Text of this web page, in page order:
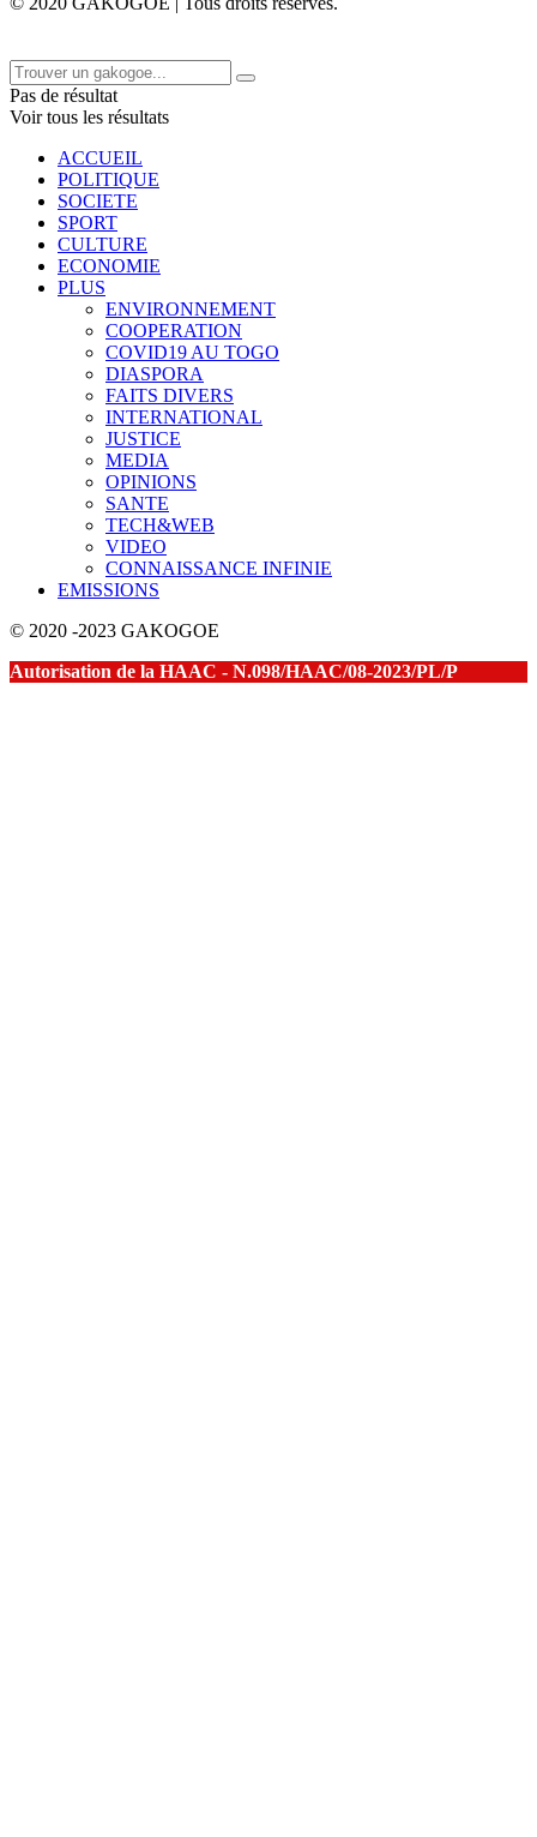
Pas de résultat
Voir tous les résultats
ACCUEIL
POLITIQUE
SOCIETE
SPORT
CULTURE
ECONOMIE
PLUS
ENVIRONNEMENT
COOPERATION
COVID19 AU TOGO
DIASPORA
FAITS DIVERS
INTERNATIONAL
JUSTICE
MEDIA
OPINIONS
SANTE
TECH&WEB
VIDEO
CONNAISSANCE INFINIE
EMISSIONS
© 2020 -2023 GAKOGOE
Autorisation de la HAAC - N.098/HAAC/08-2023/PL/P